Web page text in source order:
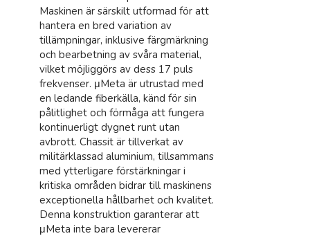
Maskinen är särskilt utformad för att
hantera en bred variation av
tillämpningar, inklusive färgmärkning
och bearbetning av svåra material,
vilket möjliggörs av dess 17 puls
frekvenser. μMeta är utrustad med
en ledande fiberkälla, känd för sin
pålitlighet och förmåga att fungera
kontinuerligt dygnet runt utan
avbrott. Chassit är tillverkat av
militärklassad aluminium, tillsammans
med ytterligare förstärkningar i
kritiska områden bidrar till maskinens
exceptionella hållbarhet och kvalitet.
Denna konstruktion garanterar att
μMeta inte bara levererar